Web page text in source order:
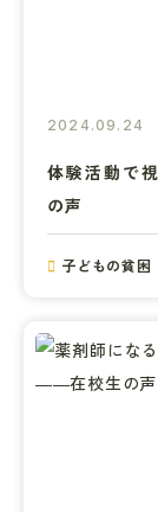
2024.09.24
体験活動で
の声
子どもの貧困